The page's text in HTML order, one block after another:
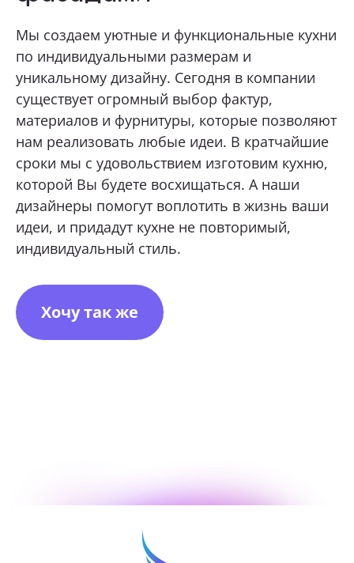
Мы создаем уютные и функциональные кухни
по индивидуальными размерам и
уникальному дизайну. Сегодня в компании
существует огромный выбор фактур,
материалов и фурнитуры, которые позволяют
нам реализовать любые идеи. В кратчайшие
сроки мы с удовольствием изготовим кухню,
которой Вы будете восхищаться. А наши
дизайнеры помогут воплотить в жизнь ваши
идеи, и придадут кухне не повторимый,
индивидуальный стиль.
Хочу так же
ОТПРАВИТЬ
Нажимая кнопку «Отправить», я даю свое согласие
на обработку моих персональных данных, в соответствии с
Федеральным законом от 27.07.2006 года № 152-ФЗ
«О персональных данных», на условиях и для целей,
определенных вСогласии на обработку персональных данных *